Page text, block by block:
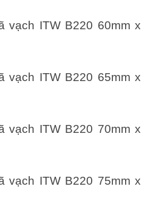
vạch ITW B220 60mm x
vạch ITW B220 65mm x
vạch ITW B220 70mm x
vạch ITW B220 75mm x